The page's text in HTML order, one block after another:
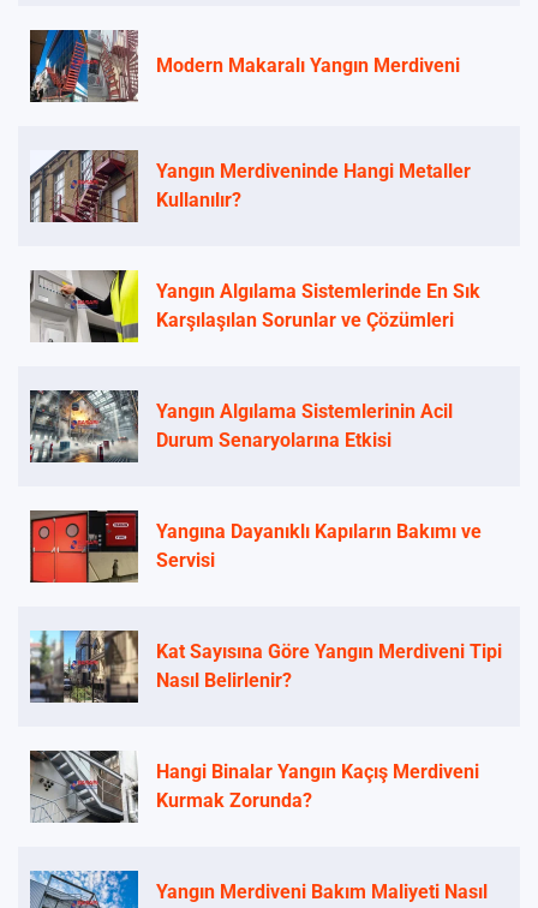
Modern Makaralı Yangın Merdiveni
Yangın Merdiveninde Hangi Metaller
Kullanılır?
Yangın Algılama Sistemlerinde En Sık
Karşılaşılan Sorunlar ve Çözümleri
Yangın Algılama Sistemlerinin Acil
Durum Senaryolarına Etkisi
Yangına Dayanıklı Kapıların Bakımı ve
Servisi
Kat Sayısına Göre Yangın Merdiveni Tipi
Nasıl Belirlenir?
Hangi Binalar Yangın Kaçış Merdiveni
Kurmak Zorunda?
Yangın Merdiveni Bakım Maliyeti Nasıl